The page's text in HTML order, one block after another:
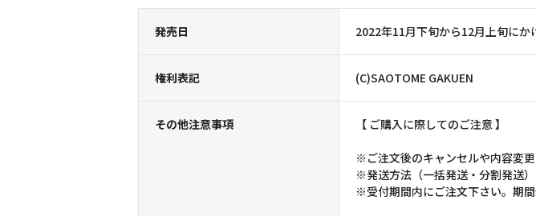
発売日 2022年11月下旬から12月上旬にか
権利表記 (C)SAOTOME GAKUEN
その他注意事項 【 ご購入に際してのご注意 】
※ご注文後のキャンセルや内容変
※発送方法（一括発送・分割発送
※受付期間内にご注文下さい。期間